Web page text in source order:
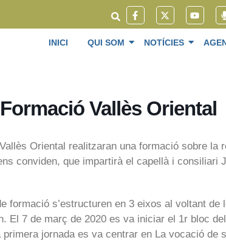
INICI QUI SOM NOTÍCIES
Vallès Oriental
Oriental realitzaran una formació sobre la
conviden, que impartirà el capellà i consiliari
formació s’estructuren en 3 eixos al voltant
El 7 de març de 2020 es va iniciar el 1r bloc
jornada es va centrar en La vocació de